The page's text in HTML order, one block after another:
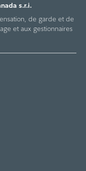
s.r.i.
de garde et de
et aux gestionnaires